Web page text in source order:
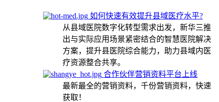
如何快速有效提升县域医疗水平?
从县域医院数字化转型需求出发，新华三推
出与实际应用场景紧密结合的智慧医院解决
方案，提升县医院综合能力，助力县域内医
疗资源整合共享。
合作伙伴营销资料平台上线
最新最全的营销资料，千份营销资料，快速
获取！